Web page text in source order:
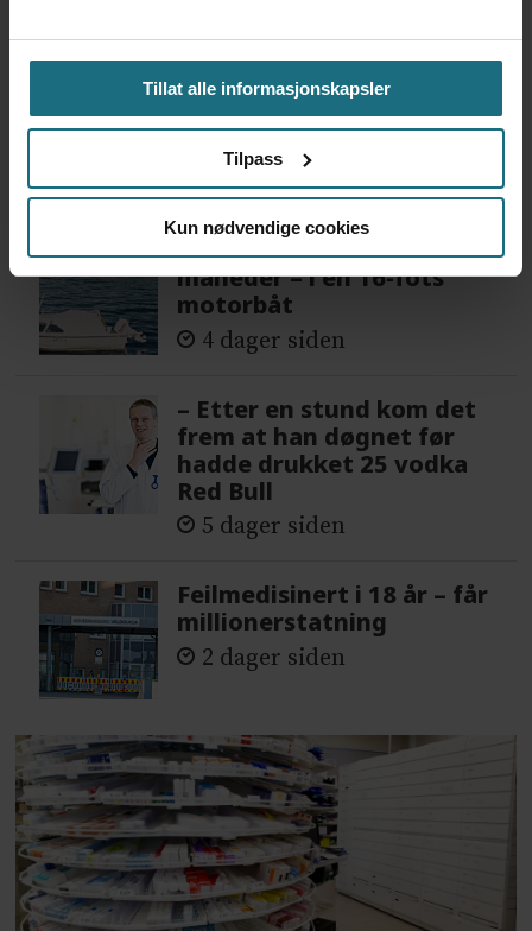
Tillat alle informasjonskapsler
Tilpass
Kun nødvendige cookies
Flytter oppgaver og
frigjør tid for
helsepersonell: – Det er
helt magisk å være
forvakt nå
6 dager siden
Var alene på vakt i tre
måneder – i en 16-fots
motorbåt
4 dager siden
– Etter en stund kom det
frem at han døgnet før
hadde drukket 25 vodka
Red Bull
5 dager siden
Feilmedisinert i 18 år – får
millionerstatning
2 dager siden